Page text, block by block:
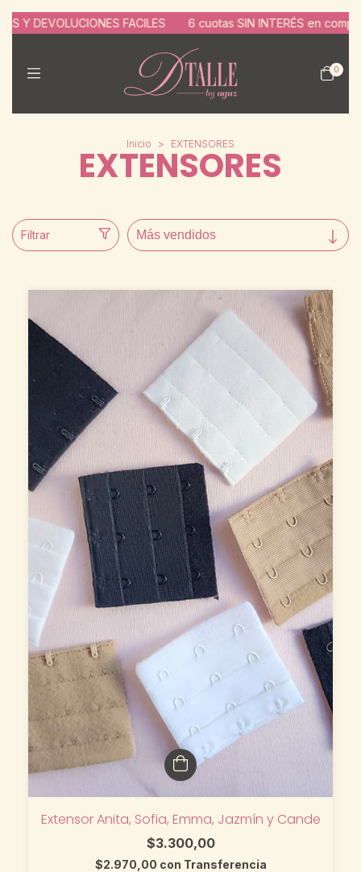
FACILES 6 cuotas SIN INTERÉS en compras
0
Inicio > EXTENSORES
EXTENSORES
Filtrar
Extensor Anita, Sofia, Emma, Jazmín y Cande
$3.300,00
$2.970,00 con Transferencia